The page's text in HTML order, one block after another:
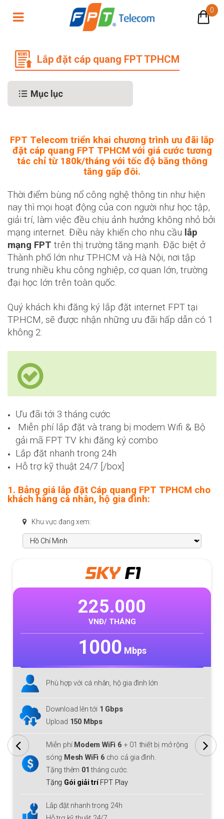
0
Lắp đặt cáp quang FPT TPHCM
Mục lục
FPT Telecom triển khai chương trình ưu đãi lắp
đặt cáp quang FPT TPHCM với giá cước tương
tác chỉ từ 180k/tháng với tốc độ băng thông
tăng gấp đôi.
Thời điểm bùng nổ công nghệ thông tin như hiện
nay thì mọi hoạt động của con người như học tập,
giải trí, làm việc đều chịu ảnh hưởng không nhỏ bởi
mạng internet. Điều này khiến cho nhu cầu lắp
mạng FPT trên thị trường tăng mạnh. Đặc biệt ở
Thành phố lớn như TP.HCM và Hà Nội, nơi tập
trung nhiều khu công nghiệp, cơ quan lớn, trường
đại học lớn trên toàn quốc.
Quý khách khi đăng ký lắp đặt internet FPT tại
TP.HCM, sẽ được nhận những ưu đãi hấp dẫn có 1
không 2:
Ưu đãi tới 3 tháng cước
Miễn phí lắp đặt và trang bị modem Wifi & Bộ
gải mã FPT TV khi đăng ký combo
Lắp đặt nhanh trong 24h
Hỗ trợ kỹ thuật 24/7 [/box]
1. Bảng giá lắp đặt Cáp quang FPT TPHCM cho
khách hàng cá nhân, hộ gia đình:
Khu vực đang xem:
META
320.000
VNĐ/ THÁNG
1000
Phù hợp với cá nhân, hộ gia đình lớn
Download/Upload lên tới
Miễn phíModem WiFi 6 + 01 thiết bị mở rộng
sóngMesh WiFi 6 cho cả gia đình.
Tặng thêm
01 tháng cước.
Tặng Gói giải trí
Lắp đặt nhanh trong 24h
Hỗ trợ kỹ thuật 24/7